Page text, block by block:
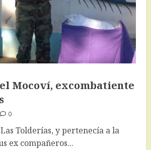
Mocoví, excombatiente
0
Tolderías, y pertenecía a la
ex compañeros...